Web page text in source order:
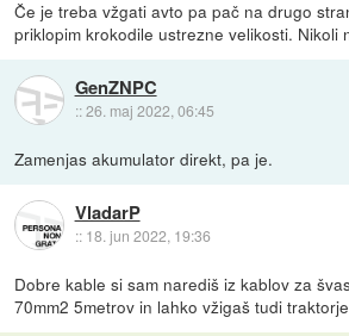
Če je treba vžgati avto pa pač na drugo
priklopim krokodile ustrezne velikosti. Nikoli
GenZNPC
::26. maj 2022, 06:45
Zamenjas akumulator direkt, pa je.
VladarP
:: 18. jun 2022, 19:36
Dobre kable si sam narediš iz kablov za
70mm2 5metrov in lahko vžigaš tudi